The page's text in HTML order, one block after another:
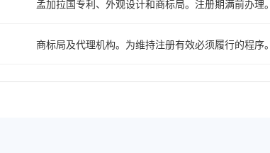
孟加拉国专利、外观设计和商标局。注册期满前办理。
商标局及代理机构。为维持注册有效必须履行的程序。